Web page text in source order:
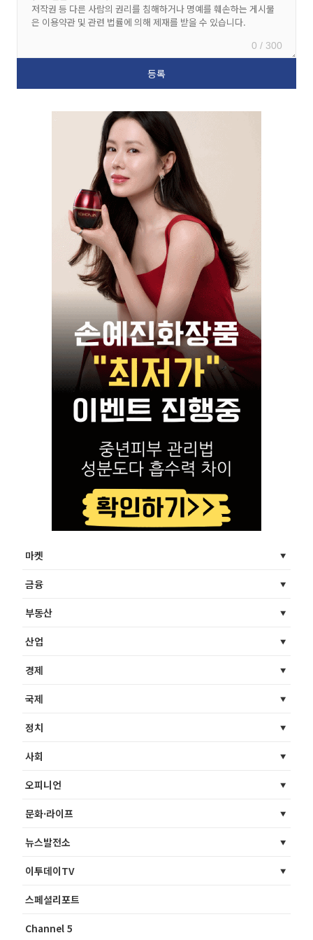
0 / 300
마켓
금융
부동산
산업
경제
국제
정치
사회
오피니언
문화·라이프
뉴스발전소
이투데이TV
스페셜리포트
Channel 5